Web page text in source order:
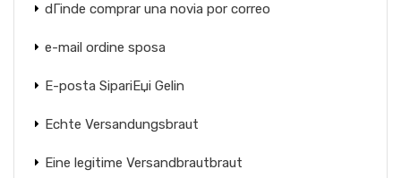
dГіnde comprar una novia por correo
e-mail ordine sposa
E-posta SipariЕџi Gelin
Echte Versandungsbraut
Eine legitime Versandbrautbraut